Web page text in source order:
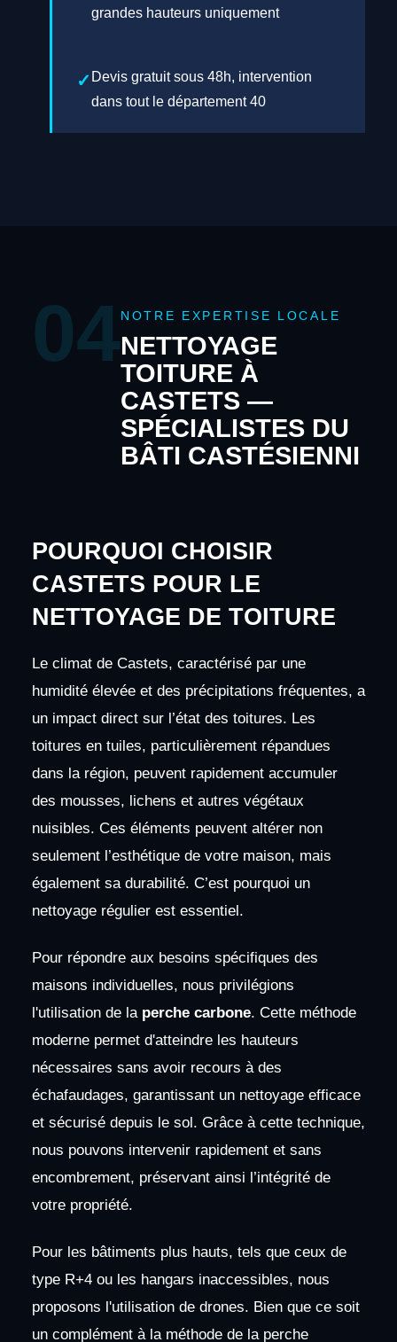
grandes hauteurs uniquement
Devis gratuit sous 48h, intervention
dans tout le département 40
04 NOTRE EXPERTISE LOCALE
NETTOYAGE
TOITURE À
CASTETS —
SPÉCIALISTES DU
BÂTI CASTÉSIENNI
POURQUOI CHOISIR
CASTETS POUR LE
NETTOYAGE DE TOITURE
Le climat de Castets, caractérisé par une
humidité élevée et des précipitations fréquentes, a
un impact direct sur l’état des toitures. Les
toitures en tuiles, particulièrement répandues
dans la région, peuvent rapidement accumuler
des mousses, lichens et autres végétaux
nuisibles. Ces éléments peuvent altérer non
seulement l’esthétique de votre maison, mais
également sa durabilité. C’est pourquoi un
nettoyage régulier est essentiel.
Pour répondre aux besoins spécifiques des
maisons individuelles, nous privilégions
l'utilisation de la perche carbone. Cette méthode
moderne permet d'atteindre les hauteurs
nécessaires sans avoir recours à des
échafaudages, garantissant un nettoyage efficace
et sécurisé depuis le sol. Grâce à cette technique,
nous pouvons intervenir rapidement et sans
encombrement, préservant ainsi l’intégrité de
votre propriété.
Pour les bâtiments plus hauts, tels que ceux de
type R+4 ou les hangars inaccessibles, nous
proposons l'utilisation de drones. Bien que ce soit
un complément à la méthode de la perche